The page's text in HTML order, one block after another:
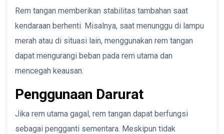
Rem tangan memberikan stabilitas tambahan saat
kendaraan berhenti. Misalnya, saat menunggu di lampu
merah atau di situasi lain, menggunakan rem tangan
dapat mengurangi beban pada rem utama dan
mencegah keausan.
Penggunaan Darurat
Jika rem utama gagal, rem tangan dapat berfungsi
sebagai pengganti sementara. Meskipun tidak